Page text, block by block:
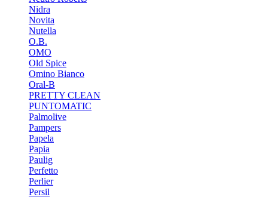
Nidra
Novita
Nutella
O.B.
OMO
Old Spice
Omino Bianco
Oral-B
PRETTY CLEAN
PUNTOMATIC
Palmolive
Pampers
Papela
Papia
Paulig
Perfetto
Perlier
Persil